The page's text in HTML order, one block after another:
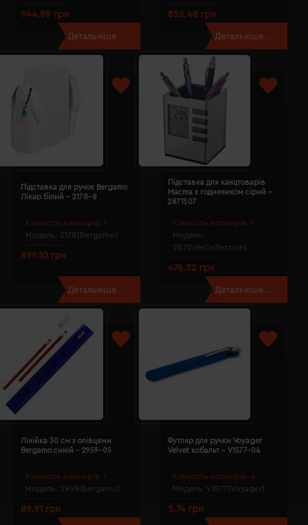
944.89 грн
Детальніше...
852.48 грн
Детальніше...
Кількість кольорів: 1
Модель: 2178(Bergamo)
Підставка для ручок Bergamo
Лікар білий - 2178-8
899.10 грн
Детальніше...
Кількість кольорів: 1
Модель:
28715(MCollection)
Підставка для канцтоварів
Macma з годинником сірий -
2871507
476.32 грн
Детальніше...
Кількість кольорів: 1
Модель: 2959(Bergamo)
Лінійка 30 см з олівцями
Bergamo синій - 2959-05
89.91 грн
Кількість кольорів: 4
Модель: V1577(Voyager)
Футляр для ручки Voyager
Velvet кобальт - V1577-04
5.74 грн